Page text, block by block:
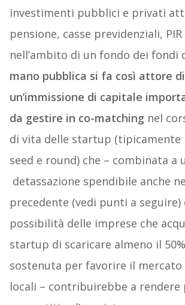
investimenti pubblici e privati
pensione, casse previdenziali, PIR
nell’ambito di un fondo dei fondi
mano pubblica si fa così attore di
un’immissione di capitale
da gestire in co-matching nel
di vita delle startup (tipicamente
seed e round) che – combinata a
detassazione spendibile anche
precedente (vedi punti a seguire)
possibilità delle imprese che
startup di scaricare almeno il
sostenuta per favorire il mercato
locali – contribuirebbe a rendere